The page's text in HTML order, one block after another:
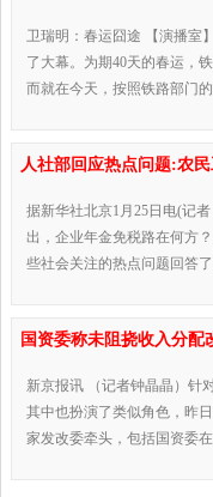
卫瑞明：春运囧途 【演播室
了大幕。为期40天的春运，
而就在今天，按照铁路部门
人社部回应热点问题:农
据新华社北京1月25日电(记
出，企业年金免税路在何方
些社会关注的热点问题回答
国资委称未阻挠收入分配
新京报讯 （记者钟晶晶）针
其中也扮演了类似角色，昨
家发改委牵头，包括国资委